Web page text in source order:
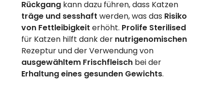
Rückgang kann dazu führen, dass Katzen
träge und sesshaft werden, was das Risiko
von Fettleibigkeit erhöht. Prolife Sterilised
für Katzen hilft dank der nutrigenomischen
Rezeptur und der Verwendung von
ausgewähltem Frischfleisch bei der
Erhaltung eines gesunden Gewichts.